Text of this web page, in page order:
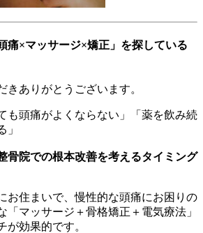
痛×マッサージ×矯正」を探している
きありがとうございます。
も頭痛がよくならない」「薬を飲み続
」
骨院での根本改善を考えるタイミング
お住まいで、慢性的な頭痛にお困りの
「マッサージ＋骨格矯正＋電気療法」
が効果的です。